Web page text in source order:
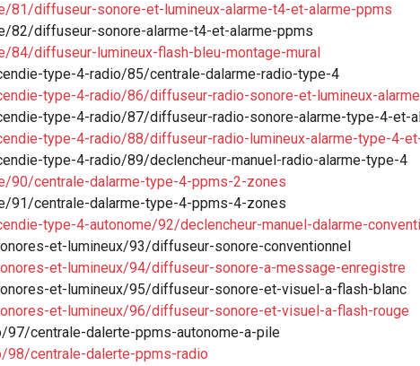
diffuseur-sonore-et-lumineux-alarme-t4-et-alarme-ppms
diffuseur-sonore-alarme-t4-et-alarme-ppms
diffuseur-lumineux-flash-bleu-montage-mural
type-4-radio/85/centrale-dalarme-radio-type-4
type-4-radio/86/diffuseur-radio-sonore-et-lumineux-
type-4-radio/87/diffuseur-radio-sonore-alarme-type-4-et-
type-4-radio/88/diffuseur-radio-lumineux-alarme-type-4-
type-4-radio/89/declencheur-manuel-radio-alarme-type-4
90/centrale-dalarme-type-4-ppms-2-zones
91/centrale-dalarme-type-4-ppms-4-zones
type-4-autonome/92/declencheur-manuel-dalarme-
et-lumineux/93/diffuseur-sonore-conventionnel
et-lumineux/94/diffuseur-sonore-a-message-enregistre
et-lumineux/95/diffuseur-sonore-et-visuel-a-flash-blanc
et-lumineux/96/diffuseur-sonore-et-visuel-a-flash-rouge
centrale-dalerte-ppms-autonome-a-pile
centrale-dalerte-ppms-radio